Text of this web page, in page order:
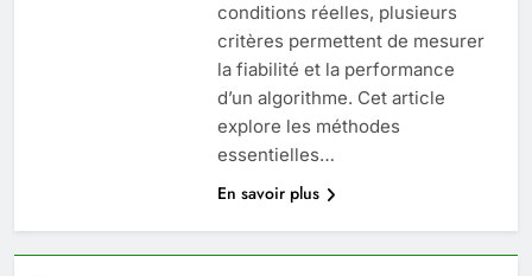
conditions réelles, plusieurs
critères permettent de mesurer
la fiabilité et la performance
d’un algorithme. Cet article
explore les méthodes
essentielles…
En savoir plus